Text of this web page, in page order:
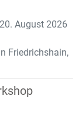
August 2026
Friedrichshain,